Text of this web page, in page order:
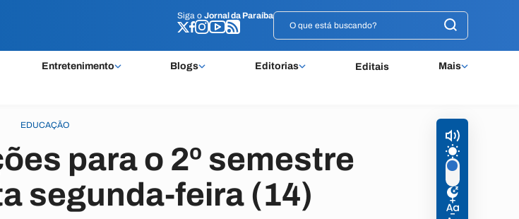
Siga o Jornal da Paraíba
Entretenimento Blogs Editorias Editais Mais
Siga o Jornal da Paraíba
EDUCAÇÃO
para o 2º semestre
segunda-feira (14)